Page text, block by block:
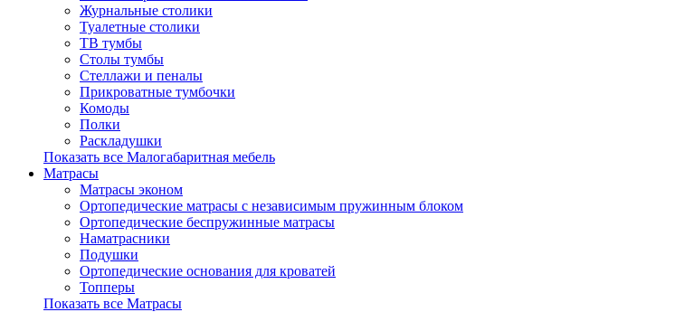
Журнальные столики
Туалетные столики
ТВ тумбы
Столы тумбы
Стеллажи и пеналы
Прикроватные тумбочки
Комоды
Полки
Раскладушки
Показать все Малогабаритная мебель
Матрасы
Матрасы эконом
Ортопедические матрасы с независимым пружинным блоком
Ортопедические беспружинные матрасы
Наматрасники
Подушки
Ортопедические основания для кроватей
Топперы
Показать все Матрасы